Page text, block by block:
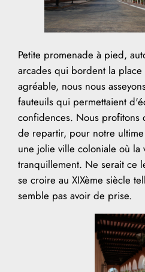
Petite promenade à pied,
arcades qui bordent la
agréable, nous nous
fauteuils qui permettaient
confidences. Nous profitons
de repartir, pour notre
une jolie ville coloniale où la
tranquillement. Ne serait ce
se croire au XIXème siècle
semble pas avoir de prise.